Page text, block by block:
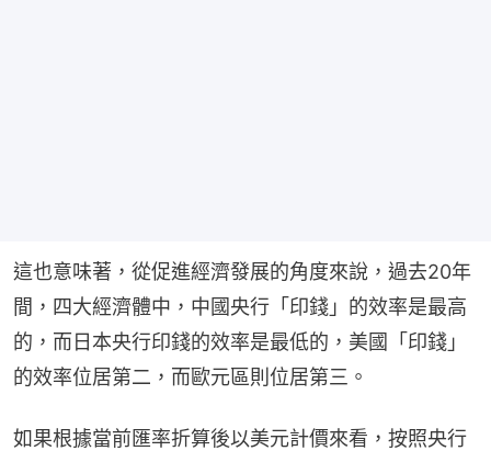
這也意味著，從促進經濟發展的角度來說，過去20年
間，四大經濟體中，中國央行「印錢」的效率是最高
的，而日本央行印錢的效率是最低的，美國「印錢」
的效率位居第二，而歐元區則位居第三。
如果根據當前匯率折算後以美元計價來看，按照央行